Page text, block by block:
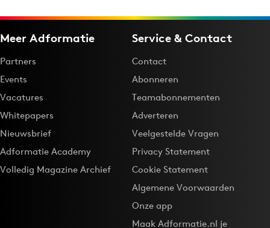
Meer Adformatie
Partners
Events
Vacatures
Whitepapers
Nieuwsbrief
Adformatie Academy
Volledig Magazine Archief
Service & Contact
Contact
Abonneren
Teamabonnementen
Adverteren
Veelgestelde Vragen
Privacy Statement
Cookie Statement
Algemene Voorwaarden
Onze app
Maak Adformatie.nl je